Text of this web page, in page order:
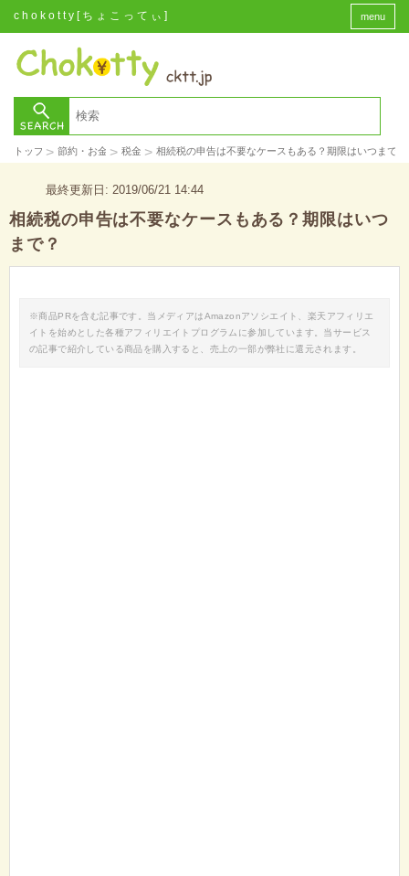
chokotty[ちょこってぃ] menu
トップ > 節約・お金 > 税金 > 相続税の申告は不要なケースもある？期限はいつまで？
最終更新日: 2019/06/21 14:44
相続税の申告は不要なケースもある？期限はいつ
まで？
※商品PRを含む記事です。当メディアはAmazonアソシエイト、楽天アフィリエ
イトを始めとした各種アフィリエイトプログラムに参加しています。当サービス
の記事で紹介している商品を購入すると、売上の一部が弊社に還元されます。